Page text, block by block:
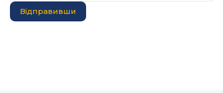
Відправивши